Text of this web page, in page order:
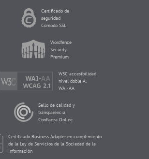
Certificado de
seguridad
Comodo SSL
Wordfence
Security
Premium
W3C accesibilidad
nivel doble A,
WAI-AA
Sello de calidad y
transparencia
Confianza Online
Certificado Business Adapter en cumplimiento
de la Ley de Servicios de la Sociedad de la
Información